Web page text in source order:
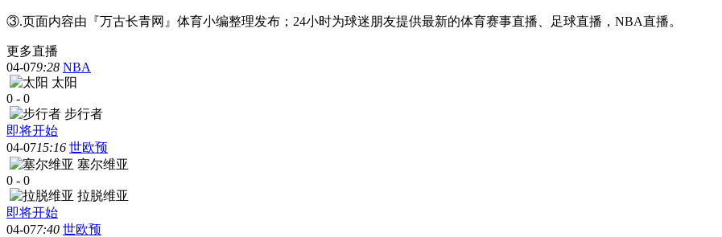
③.页面内容由『万古长青网』体育小编整理发布；24小时为球迷朋友提供最新的体育赛事直播、足球直播，NBA直播。
更多直播
04-079:28 NBA
太阳
0 - 0
步行者
即将开始
04-0715:16 世欧预
塞尔维亚
0 - 0
拉脱维亚
即将开始
04-077:40 世欧预